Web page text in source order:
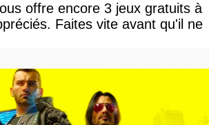
offre encore 3 jeux gratuits à
Faites vite avant qu'il ne